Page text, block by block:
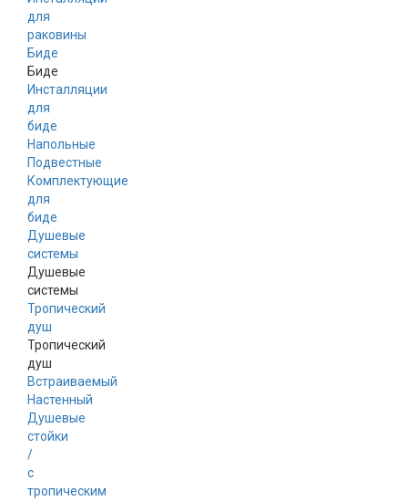
для
раковины
Биде
Биде
Инсталляции
для
биде
Напольные
Подвестные
Комплектующие
для
биде
Душевые
системы
Душевые
системы
Тропический
душ
Тропический
душ
Встраиваемый
Настенный
Душевые
стойки
/
с
тропическим